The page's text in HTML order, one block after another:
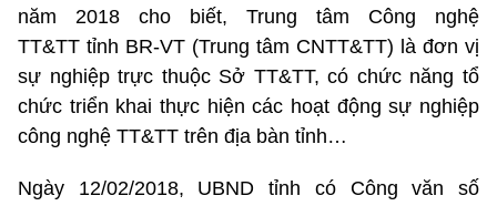
năm 2018 cho biết, Trung tâm Công nghệ
TT&TT tỉnh BR-VT (Trung tâm CNTT&TT) là đơn vị
sự nghiệp trực thuộc Sở TT&TT, có chức năng tổ
chức triển khai thực hiện các hoạt động sự nghiệp
công nghệ TT&TT trên địa bàn tỉnh…
Ngày 12/02/2018, UBND tỉnh có Công văn số